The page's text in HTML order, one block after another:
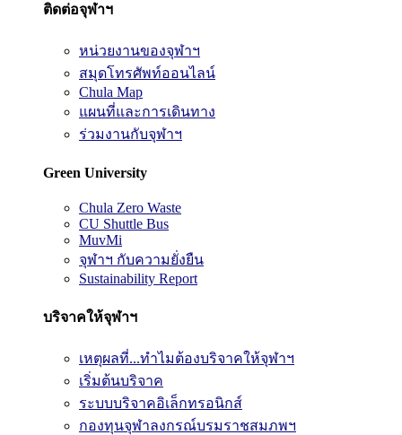
ติดต่อจุฬาฯ
หน่วยงานของจุฬาฯ
สมุดโทรศัพท์ออนไลน์
Chula Map
แผนที่และการเดินทาง
ร่วมงานกับจุฬาฯ
Green University
Chula Zero Waste
CU Shuttle Bus
MuvMi
จุฬาฯ กับความยั่งยืน
Sustainability Report
บริจาคให้จุฬาฯ
เหตุผลที่...ทำไมต้องบริจาคให้จุฬาฯ
เริ่มต้นบริจาค
ระบบบริจาคอิเล็กทรอนิกส์
กองทุนจุฬาลงกรณ์บรมราชสมภพฯ